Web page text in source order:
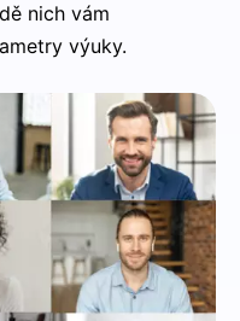
nich vám
výuky.